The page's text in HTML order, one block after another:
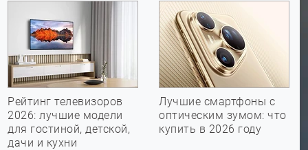
Рейтинг телевизоров
2026: лучшие модели
для гостиной, детской,
дачи и кухни
Лучшие смартфоны с
оптическим зумом: что
купить в 2026 году